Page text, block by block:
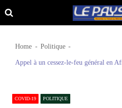
Skip
to
Skip
to
Home Politique
Appel à un cessez-le-feu général en
COVID-19 POLITIQUE